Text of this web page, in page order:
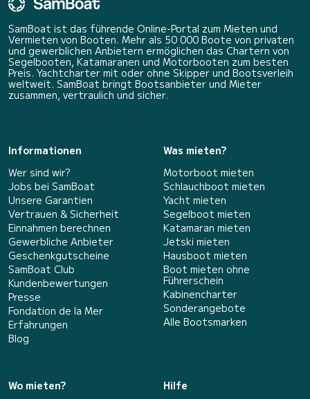
SamBoat ist das führende Online-Portal zum Mieten und
Vermieten von Booten. Mehr als 50 000 Boote von privaten
und gewerblichen Anbietern ermöglichen das Chartern von
Segelbooten, Katamaranen und Motorbooten zum besten
Preis. Yachtcharter mit oder ohne Skipper und Bootsverleih
weltweit. SamBoat bringt Bootsanbieter und Mieter
zusammen, vertraulich und sicher.
Informationen
Wer sind wir?
Jobs bei SamBoat
Unsere Garantien
Vertrauen & Sicherheit
Einnahmen berechnen
Gewerbliche Anbieter
Geschenkgutscheine
SamBoat Club
Kundenbewertungen
Presse
Fondation de la Mer
Erfahrungen
Blog
Was mieten?
Motorboot mieten
Schlauchboot mieten
Yacht mieten
Segelboot mieten
Katamaran mieten
Jetski mieten
Hausboot mieten
Boot mieten ohne
Führerschein
Kabinencharter
Sonderangebote
Alle Bootsmarken
Wo mieten?
Hilfe